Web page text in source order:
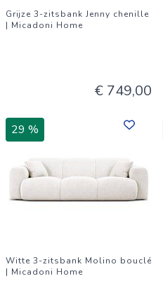
Grijze 3-zitsbank Jenny chenille
| Micadoni Home
€ 749,00
29 %
Witte 3-zitsbank Molino bouclé
| Micadoni Home